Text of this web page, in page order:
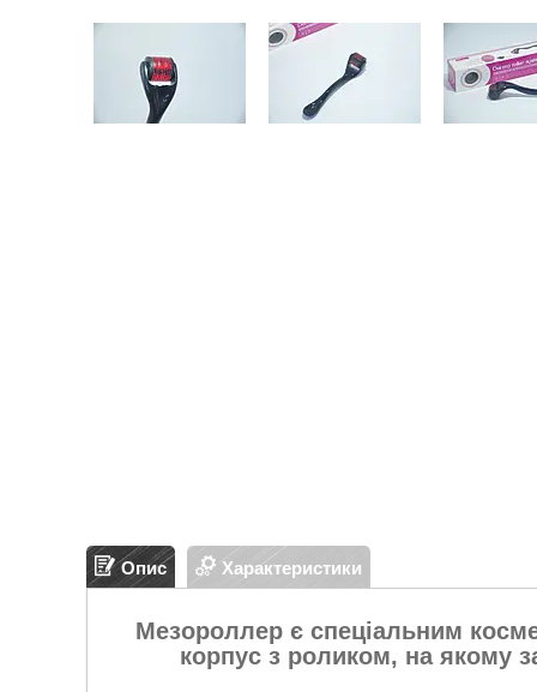
Опис Характеристики
Мезороллер є спеціальним
корпус з роликом, на якому